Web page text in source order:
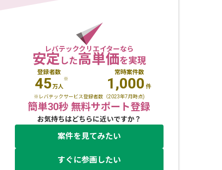
レバテッククリエイターなら
安定した高単価を実現
登録者数
45万人
※
常時案件数
1,000 件
※レバテックサービス登録者数（2023年7月時点)
簡単30秒 無料サポート登録
お気持ちはどちらに近いですか？
案件を見てみたい
すぐに参画したい